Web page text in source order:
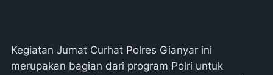
Kegiatan Jumat Curhat Polres Gianyar ini
merupakan bagian dari program Polri untuk